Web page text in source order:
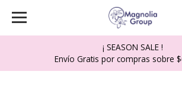
¡ SEASON SALE !
Envío Gratis por compras sobre